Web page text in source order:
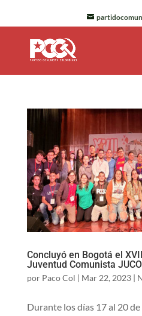
Concluyó en Bogotá el
Juventud Comunista JUCO
por Paco Col | Mar 22, 2023|
Durante los días 17 al 20